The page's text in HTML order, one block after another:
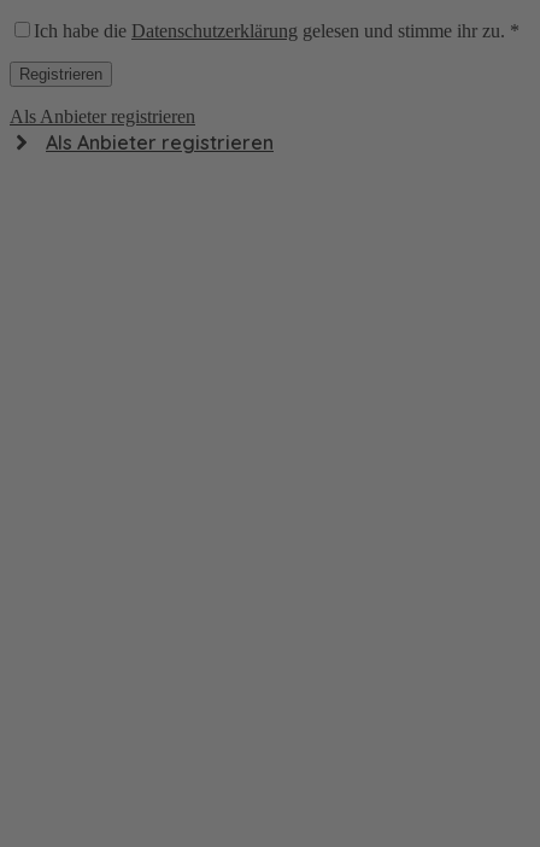
Ich habe die Datenschutzerklärung gelesen und stimme ihr zu. *
Registrieren
Als Anbieter registrieren
Als Anbieter registrieren